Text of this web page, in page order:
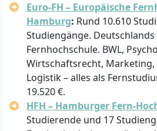
Euro-FH – Europäische
Hamburg: Rund 10.610
Studiengänge.
Fernhochschule. BWL,
Wirtschaftsrecht, Marketing,
Logistik – alles als
19.520 €.
HFH – Hamburger Fern-
Studierende und 17